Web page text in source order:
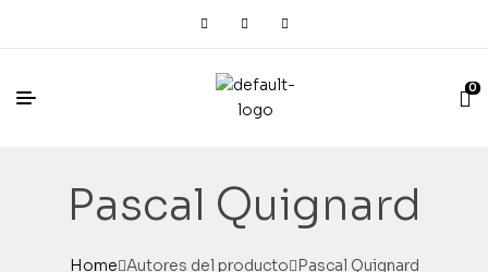
0
Pascal Quignard
Home Autores del producto Pascal Quignard